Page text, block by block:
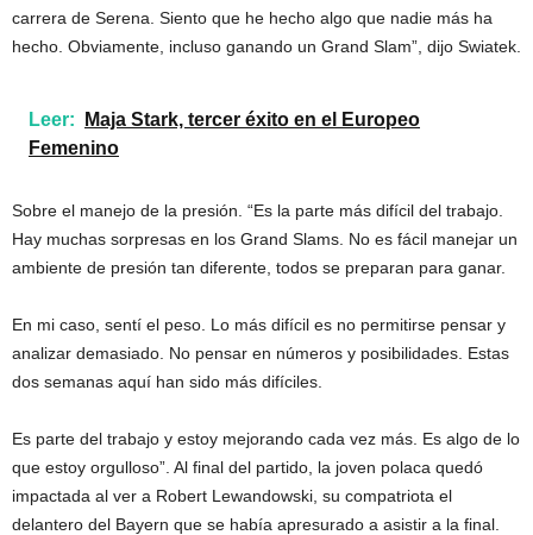
carrera de Serena. Siento que he hecho algo que nadie más ha
hecho. Obviamente, incluso ganando un Grand Slam”, dijo Swiatek.
Leer:
Maja Stark, tercer éxito en el Europeo
Femenino
Sobre el manejo de la presión. “Es la parte más difícil del trabajo.
Hay muchas sorpresas en los Grand Slams. No es fácil manejar un
ambiente de presión tan diferente, todos se preparan para ganar.
En mi caso, sentí el peso. Lo más difícil es no permitirse pensar y
analizar demasiado. No pensar en números y posibilidades. Estas
dos semanas aquí han sido más difíciles.
Es parte del trabajo y estoy mejorando cada vez más. Es algo de lo
que estoy orgulloso”. Al final del partido, la joven polaca quedó
impactada al ver a Robert Lewandowski, su compatriota el
delantero del Bayern que se había apresurado a asistir a la final.